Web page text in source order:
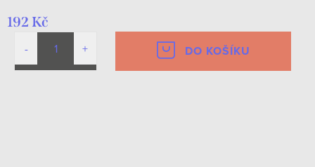
192 Kč
DO KOŠÍKU